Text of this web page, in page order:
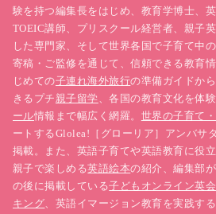
験を持つ編集長をはじめ、教育学博士、
TOEIC講師、プリスクール経営者、親子
した専門家、そして世界各国で子育て中
寄稿・ご監修を通じて、信頼できる教育
じめての子連れ海外旅行の準備ガイドか
きるプチ親子留学、各国の教育文化を体
ール情報まで幅広く網羅。 世界の子育て
ートするGlolea!［グローリア］アンバサ
掲載。また、英語子育てや英語教育に役
親子で楽しめる英語絵本の紹介、編集部
の後に掲載している子どもオンライン英
キング、英語イマージョン教育を実践する